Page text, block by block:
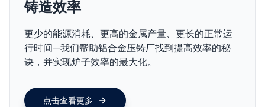
铸造效率
更少的能源消耗、更高的金属产量、更长的正常运
行时间—我们帮助铝合金压铸厂找到提高效率的秘
诀，并实现炉子效率的最大化。
点击查看更多